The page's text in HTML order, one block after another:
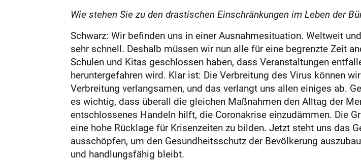
Wie stehen Sie zu den drastischen Einschränkungen im Leben der
Schwarz: Wir befinden uns in einer Ausnahmesituation. Weltweit
sehr schnell. Deshalb müssen wir nun alle für eine begrenzte Zeit
Schulen und Kitas geschlossen haben, dass Veranstaltungen
heruntergefahren wird. Klar ist: Die Verbreitung des Virus können
Verbreitung verlangsamen, und das verlangt uns allen einiges ab.
es wichtig, dass überall die gleichen Maßnahmen den Alltag der
entschlossenes Handeln hilft, die Coronakrise einzudämmen. Die
eine hohe Rücklage für Krisenzeiten zu bilden. Jetzt steht uns das
ausschöpfen, um den Gesundheitsschutz der Bevölkerung
und handlungsfähig bleibt.